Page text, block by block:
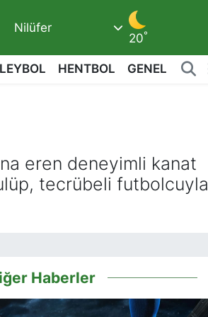
Nilüfer
20°
HENTBOL GENEL
eren deneyimli kanat
tecrübeli futbolcuyla
Haberler